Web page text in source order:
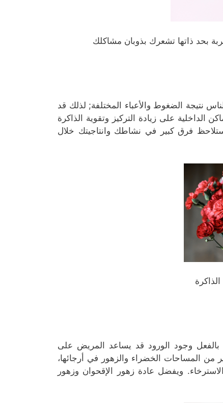
بحد ذاتها تشعرك بذوبان مشاكلك
نتيجة الضغوط والأعباء المختلفة; لذلك قد
الداخلية على زيادة التركيز وتقوية الذاكرة
فرق كبير في نشاطك وانتاجيتك خلال
وجود الورود قد يساعد المريض على
المساحات الخضراء والزهور في أرجائها،
ويفضل عادة زهور الإقحوان وزهور